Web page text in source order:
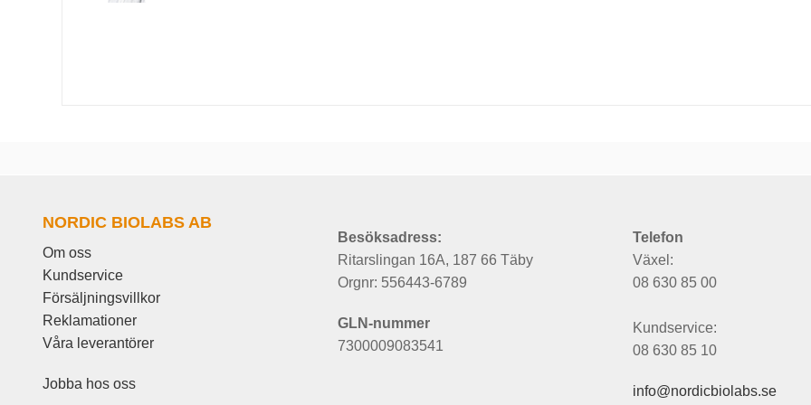
NORDIC BIOLABS AB
Om oss
Kundservice
Försäljningsvillkor
Reklamationer
Våra leverantörer
Jobba hos oss
Besöksadress:
Ritarslingan 16A, 187 66 Täby
Orgnr: 556443-6789
GLN-nummer
7300009083541
Telefon
Växel:
08 630 85 00
Kundservice:
08 630 85 10
info@nordicbiolabs.se